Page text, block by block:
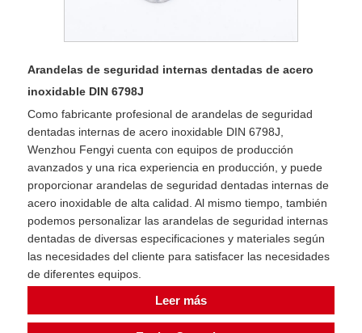
Arandelas de seguridad internas dentadas de acero
inoxidable DIN 6798J
Como fabricante profesional de arandelas de seguridad
dentadas internas de acero inoxidable DIN 6798J,
Wenzhou Fengyi cuenta con equipos de producción
avanzados y una rica experiencia en producción, y puede
proporcionar arandelas de seguridad dentadas internas de
acero inoxidable de alta calidad. Al mismo tiempo, también
podemos personalizar las arandelas de seguridad internas
dentadas de diversas especificaciones y materiales según
las necesidades del cliente para satisfacer las necesidades
de diferentes equipos.
Leer más